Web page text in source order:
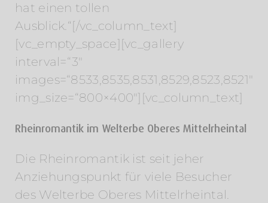
hat einen tollen
Ausblick.“[/vc_column_text]
[vc_empty_space][vc_gallery
interval=“3″
images=“8533,8535,8531,8529,8523,8521″
img_size=“800×400″][vc_column_text]
Rheinromantik im Welterbe Oberes Mittelrheintal
Die Rheinromantik ist seit jeher
Anziehungspunkt für viele Besucher
des Welterbe Oberes Mittelrheintal.